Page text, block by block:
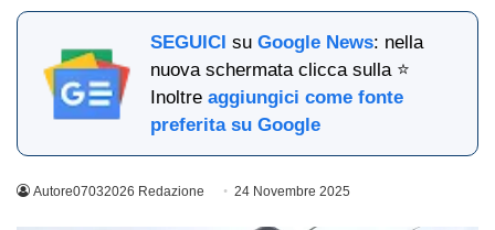
SEGUICI suGoogle News: nella
nuova schermata clicca sulla ⭐
Inoltreaggiungici come fonte
preferita su Google
Autore07032026 Redazione 24 Novembre 2025